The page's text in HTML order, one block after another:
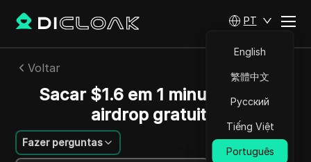
PT
English
繁體中文
Русский
Tiếng Việt
Português
Voltar
Sacar $1.6 em 1 minuto deste
airdrop gratuito.
Fazer perguntas